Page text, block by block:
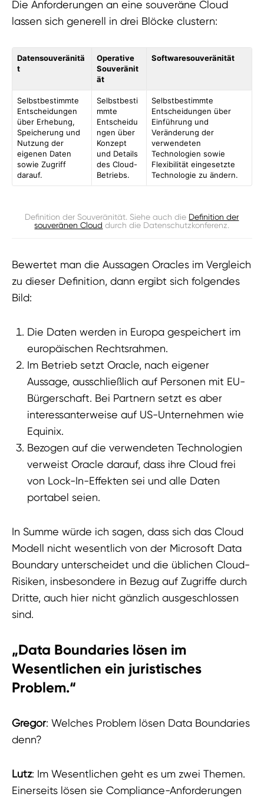
Die Anforderungen an eine souveräne Cloud
lassen sich generell in drei Blöcke clustern:
Datensouveränitä
t
Operative
Souveränit
ät
Softwaresouveränität
Selbstbestimmte
Entscheidungen
über Erhebung,
Speicherung und
Nutzung der
eigenen Daten
sowie Zugriff
darauf.
Selbstbesti
mmte
Entscheidu
ngen über
Konzept
und Details
des Cloud-
Betriebs.
Selbstbestimmte
Entscheidungen über
Einführung und
Veränderung der
verwendeten
Technologien sowie
Flexibilität eingesetzte
Technologie zu ändern.
Definition der Souveränität. Siehe auch die Definition der
souveränen Cloud durch die Datenschutzkonferenz.
Bewertet man die Aussagen Oracles im Vergleich
zu dieser Definition, dann ergibt sich folgendes
Bild:
Die Daten werden in Europa gespeichert im
europäischen Rechtsrahmen.
Im Betrieb setzt Oracle, nach eigener
Aussage, ausschließlich auf Personen mit EU-
Bürgerschaft. Bei Partnern setzt es aber
interessanterweise auf US-Unternehmen wie
Equinix.
Bezogen auf die verwendeten Technologien
verweist Oracle darauf, dass ihre Cloud frei
von Lock-In-Effekten sei und alle Daten
portabel seien.
In Summe würde ich sagen, dass sich das Cloud
Modell nicht wesentlich von der Microsoft Data
Boundary unterscheidet und die üblichen Cloud-
Risiken, insbesondere in Bezug auf Zugriffe durch
Dritte, auch hier nicht gänzlich ausgeschlossen
sind.
„Data Boundaries lösen im
Wesentlichen ein juristisches
Problem.“
Gregor: Welches Problem lösen Data Boundaries
denn?
Lutz: Im Wesentlichen geht es um zwei Themen.
Einerseits lösen sie Compliance-Anforderungen